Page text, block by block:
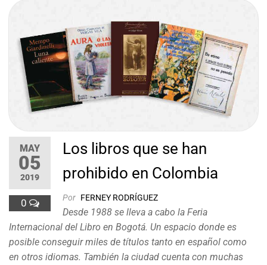
MAY
05
2019
0
Los libros que se han
prohibido en Colombia
Por FERNEY RODRÍGUEZ
Desde 1988 se lleva a cabo la Feria
Internacional del Libro en Bogotá. Un espacio donde es
posible conseguir miles de títulos tanto en español como
en otros idiomas. También la ciudad cuenta con muchas